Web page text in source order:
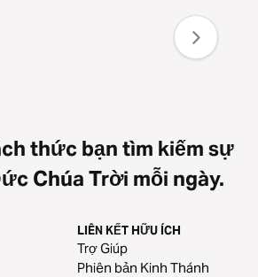
thức bạn tìm kiếm sự
Chúa Trời mỗi ngày.
LIÊN KẾT HỮU ÍCH
Trợ Giúp
Phiên bản Kinh Thánh